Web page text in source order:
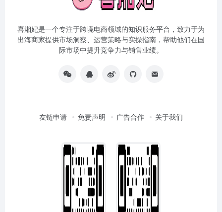
喜湘妃是一个专注于跨境电商领域的知识服务平台，致力于为
出海商家提供市场洞察、运营策略与实操指南，帮助他们在国
际市场中提升竞争力与销售业绩。
友链申请 免责声明 广告合作 关于我们